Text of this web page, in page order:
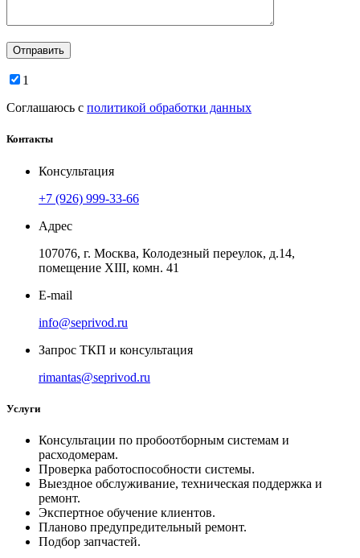
1
Соглашаюсь с политикой обработки данных
Контакты
Консультация
+7 (926) 999-33-66
Адрес
107076, г. Москва, Колодезный переулок, д.14,
помещение ХIII, комн. 41
E-mail
info@seprivod.ru
Запрос ТКП и консультация
rimantas@seprivod.ru
Услуги
Консультации по пробоотборным системам и
расходомерам.
Проверка работоспособности системы.
Выездное обслуживание, техническая поддержка и
ремонт.
Экспертное обучение клиентов.
Планово предупредительный ремонт.
Подбор запчастей.